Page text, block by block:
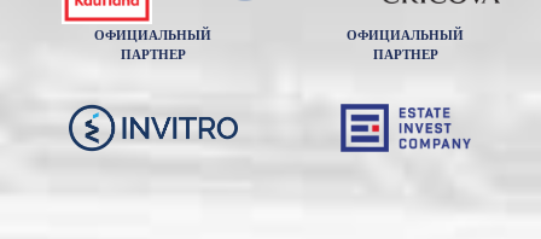
ОФИЦИАЛЬНЫЙ
ПАРТНЕР
ОФИЦИАЛЬНЫЙ
ПАРТНЕР